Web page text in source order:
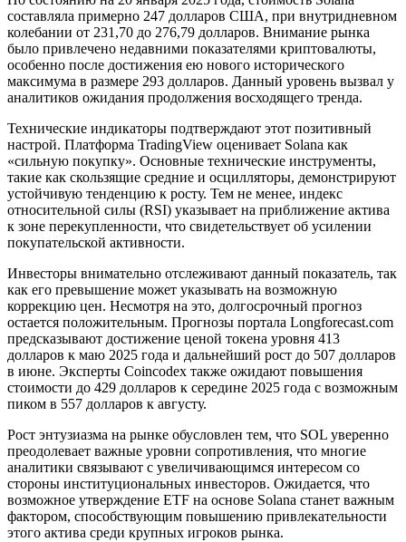
составляла примерно 247 долларов США, при внутридневном
колебании от 231,70 до 276,79 долларов. Внимание рынка
было привлечено недавними показателями криптовалюты,
особенно после достижения ею нового исторического
максимума в размере 293 долларов. Данный уровень вызвал у
аналитиков ожидания продолжения восходящего тренда.
Технические индикаторы подтверждают этот позитивный
настрой. Платформа TradingView оценивает Solana как
«сильную покупку». Основные технические инструменты,
такие как скользящие средние и осцилляторы, демонстрируют
устойчивую тенденцию к росту. Тем не менее, индекс
относительной силы (RSI) указывает на приближение актива
к зоне перекупленности, что свидетельствует об усилении
покупательской активности.
Инвесторы внимательно отслеживают данный показатель, так
как его превышение может указывать на возможную
коррекцию цен. Несмотря на это, долгосрочный прогноз
остается положительным. Прогнозы портала Longforecast.com
предсказывают достижение ценой токена уровня 413
долларов к маю 2025 года и дальнейший рост до 507 долларов
в июне. Эксперты Coincodex также ожидают повышения
стоимости до 429 долларов к середине 2025 года с возможным
пиком в 557 долларов к августу.
Рост энтузиазма на рынке обусловлен тем, что SOL уверенно
преодолевает важные уровни сопротивления, что многие
аналитики связывают с увеличивающимся интересом со
стороны институциональных инвесторов. Ожидается, что
возможное утверждение ETF на основе Solana станет важным
фактором, способствующим повышению привлекательности
этого актива среди крупных игроков рынка.